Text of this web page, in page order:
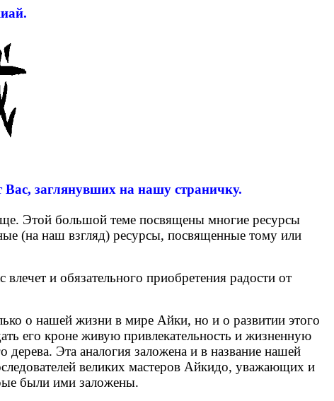
Вас, заглянувших на нашу страничку.
Этой большой теме посвящены многие ресурсы
(на наш взгляд) ресурсы, посвященные тому или
и обязательного приобретения радости от
о нашей жизни в мире Айки, но и о развитии этого
его кроне живую привлекательность и жизненную
Эта аналогия заложена и в название нашей
великих мастеров Айкидо, уважающих и
были ими заложены.